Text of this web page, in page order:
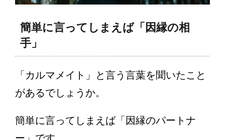
簡単に言ってしまえば「因縁の相
手」
「カルマメイト」と言う言葉を聞いたこと
があるでしょうか。
簡単に言ってしまえば「因縁のパートナ